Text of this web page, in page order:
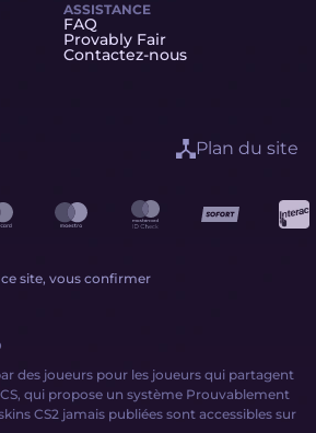
ASSISTANCE
FAQ
Provably Fair
Contactez-nous
site, vous confirmer
Plan du site
des joueurs pour les joueurs qui partagent
qui propose un système Prouvablement
CS2 jamais publiées sont accessibles sur